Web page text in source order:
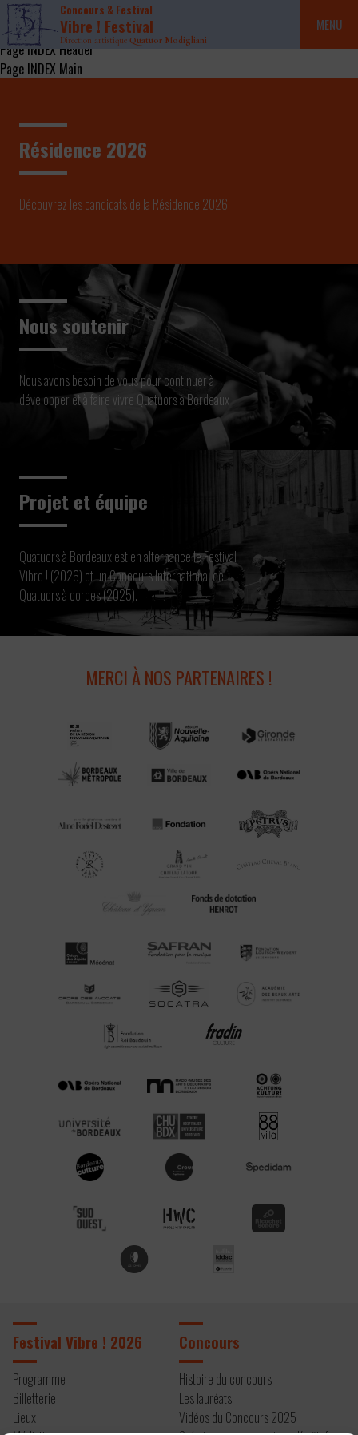
Concours & Festival
Vibre ! Festival
Direction artistique Quatuor Modigliani
MENU
Page INDEX Header
Page INDEX Main
Résidence 2026
Découvrez les candidats de la Résidence 2026
Nous soutenir
Nous avons besoin de vous pour continuer à
développer et à faire vivre Quatuors à Bordeaux
Projet et équipe
Quatuors à Bordeaux est en alternance le Festival
Vibre ! (2026) et un Concours International de
Quatuors à cordes (2025).
MERCI À NOS PARTENAIRES !
Festival Vibre ! 2026
Programme
Billetterie
Lieux
Concours
Histoire du concours
Les lauréats
Vidéos du Concours 2025